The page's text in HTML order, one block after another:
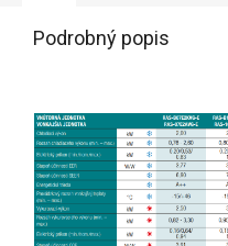
Podrobný popis